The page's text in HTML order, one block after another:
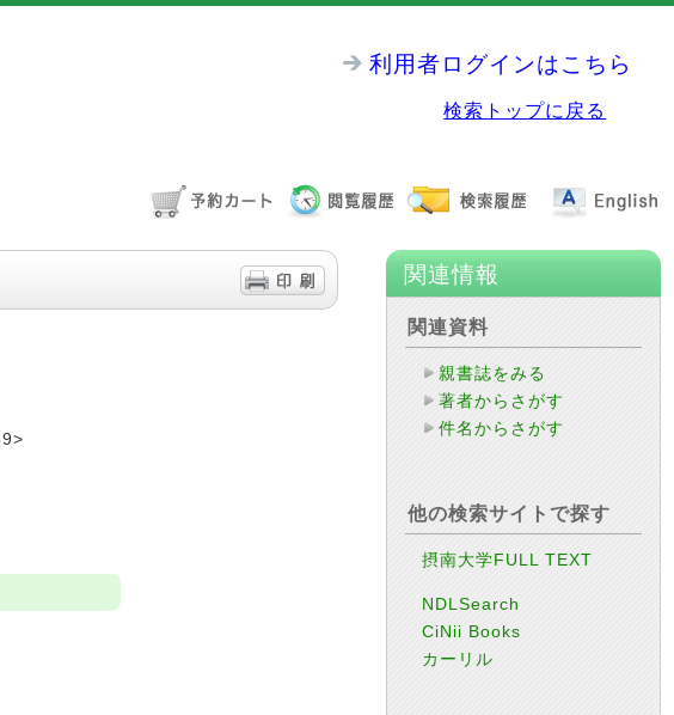
利用者ログインはこちら
検索トップに戻る
関連情報
関連資料
親書誌をみる
著者からさがす
件名からさがす
他の検索サイトで探す
摂南大学FULL TEXT
NDLSearch
CiNii Books
カーリル